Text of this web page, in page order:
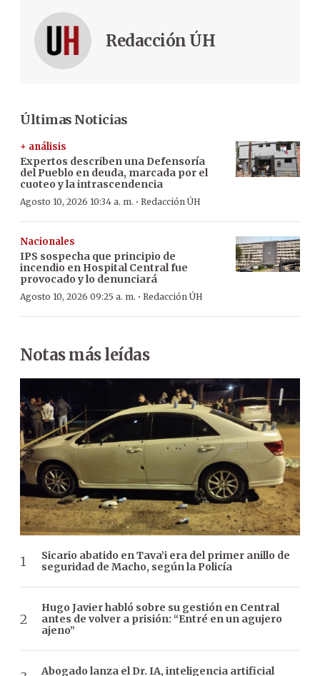
Redacción ÚH
Últimas Noticias
+ análisis
Expertos describen una Defensoría
del Pueblo en deuda, marcada por el
cuoteo y la intrascendencia
Agosto 10, 2026 10:34 a. m. · Redacción ÚH
Nacionales
IPS sospecha que principio de
incendio en Hospital Central fue
provocado y lo denunciará
Agosto 10, 2026 09:25 a. m. · Redacción ÚH
Notas más leídas
Sicario abatido en Tava’i era del primer anillo de
seguridad de Macho, según la Policía
Hugo Javier habló sobre su gestión en Central
antes de volver a prisión: “Entré en un agujero
ajeno”
Abogado lanza el Dr. IA, inteligencia artificial